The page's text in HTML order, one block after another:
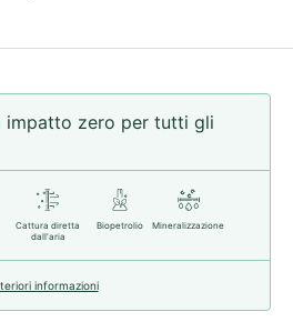
impatto zero per tutti gli
Cattura diretta
dall'aria
Biopetrolio Mineralizzazione
informazioni